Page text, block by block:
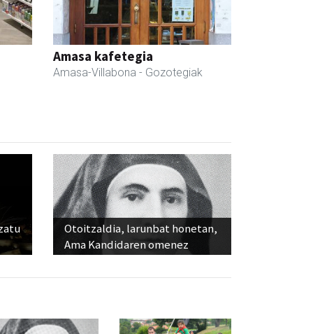
Amasa kafetegia
Amasa-Villabona - Gozotegiak
Otoitzaldia, larunbat honetan,
Ama Kandidaren omenez